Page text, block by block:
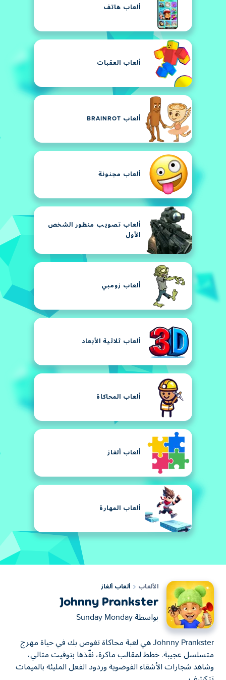
ألعاب هاتف
ألعاب العقبات
ألعاب BRAINROT
ألعاب مجنونة
ألعاب تصويب منظور الشخص
الأول
ألعاب زومبي
ألعاب ثلاثية الأبعاد
ألعاب المحاكاة
ألعاب ألغاز
ألعاب المهارة
الألعاب ألعاب ألغاز
Johnny Prankster
بواسطة Sunday Monday
Johnny Prankster هي لعبة محاكاة تغوص بك في حياة مهرج
متسلسل عجيبة. خطط لمقالب ماكرة، نفّذها بتوقيت مثالي،
وشاهد شجارات الأشقاء الفوضوية وردود الفعل المليئة بالميمات